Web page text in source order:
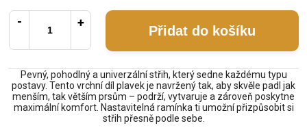
Přidat do košíku
Pevný, pohodlný a univerzální střih, který sedne každému typu
postavy. Tento vrchní díl plavek je navržený tak, aby skvěle padl jak
menším, tak větším prsům – podrží, vytvaruje a zároveň poskytne
maximální komfort. Nastavitelná ramínka ti umožní přizpůsobit si
střih přesně podle sebe.